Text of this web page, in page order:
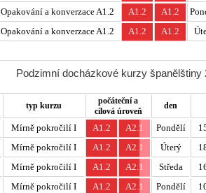
Opakování a konverzace A1.2 A1.2 A1.2
Opakování a konverzace A1.2 A1.2 A1.2
Podzimní docházkové kurzy
typ kurzu
počáteční a
cílová úroveň
den
Mírně pokročilí I A1.2 A2.1 Pondělí
Mírně pokročilí I A1.2 A2.1 Úterý
Mírně pokročilí I A1.2 A2.1 Středa
Mírně pokročilí I A1.2 A2.1 Pondělí